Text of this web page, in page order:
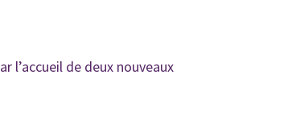
l’accueil de deux nouveaux